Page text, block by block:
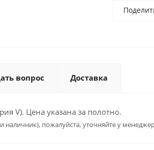
вопрос Доставка
V). Цена указана за полотно.
наличник), пожалуйста, уточняйте у